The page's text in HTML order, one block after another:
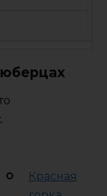
Красная